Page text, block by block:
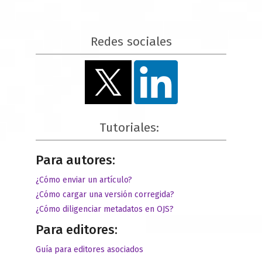
Redes sociales
Tutoriales:
Para autores:
¿Cómo enviar un artículo?
¿Cómo cargar una versión corregida?
¿Cómo diligenciar metadatos en OJS?
Para editores:
Guía para editores asociados